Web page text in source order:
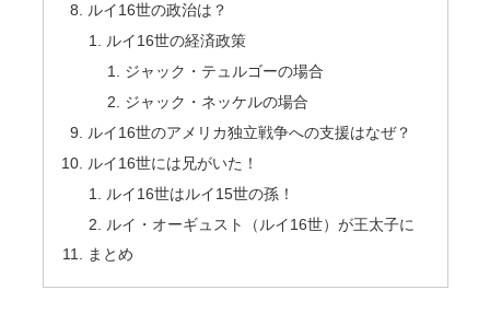
ルイ16世の政治は？
ルイ16世の経済政策
ジャック・テュルゴーの場合
ジャック・ネッケルの場合
ルイ16世のアメリカ独立戦争への支援はなぜ？
ルイ16世には兄がいた！
ルイ16世はルイ15世の孫！
ルイ・オーギュスト（ルイ16世）が王太子に
まとめ